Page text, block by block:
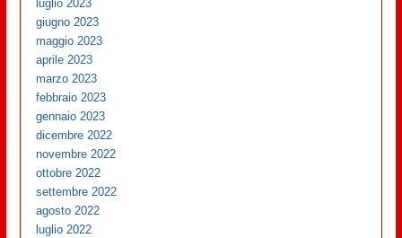
luglio 2023
giugno 2023
maggio 2023
aprile 2023
marzo 2023
febbraio 2023
gennaio 2023
dicembre 2022
novembre 2022
ottobre 2022
settembre 2022
agosto 2022
luglio 2022